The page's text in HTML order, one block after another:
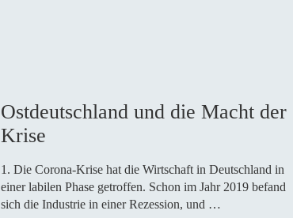
Ostdeutschland und die Macht der
Krise
1. Die Corona-Krise hat die Wirtschaft in Deutschland in
einer labilen Phase getroffen. Schon im Jahr 2019 befand
sich die Industrie in einer Rezession, und …